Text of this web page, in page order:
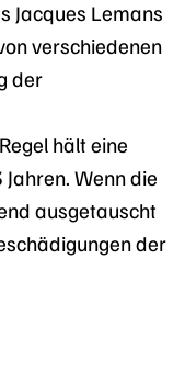
Jacques Lemans
verschiedenen
der
hält eine
Wenn die
ausgetauscht
der